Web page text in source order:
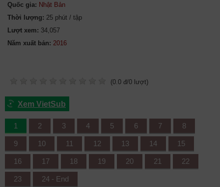
Quốc gia: Nhật Bản
Thời lượng: 25 phút / tập
Lượt xem: 34,057
Năm xuất bản:
(0.0 đ/0 lượt)
Xem VietSub
1 2 3 4 5 6 7 8
9 10 11 12 13 14 15
16 17 18 19 20 21 22
23 24 - End